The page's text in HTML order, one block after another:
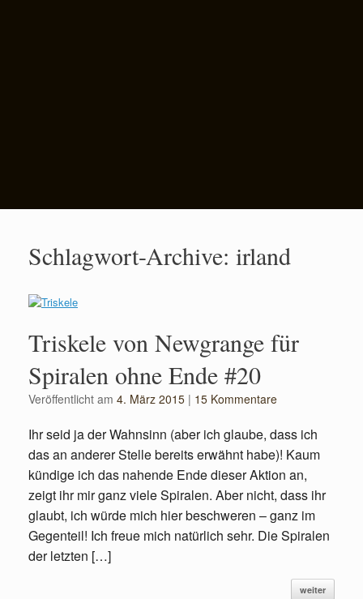
Schlagwort-Archive: irland
Triskele von Newgrange für
Spiralen ohne Ende #20
Veröffentlicht am 4. März 2015 | 15 Kommentare
Ihr seid ja der Wahnsinn (aber ich glaube, dass ich
das an anderer Stelle bereits erwähnt habe)! Kaum
kündige ich das nahende Ende dieser Aktion an,
zeigt ihr mir ganz viele Spiralen. Aber nicht, dass ihr
glaubt, ich würde mich hier beschweren – ganz im
Gegenteil! Ich freue mich natürlich sehr. Die Spiralen
der letzten […]
weiter